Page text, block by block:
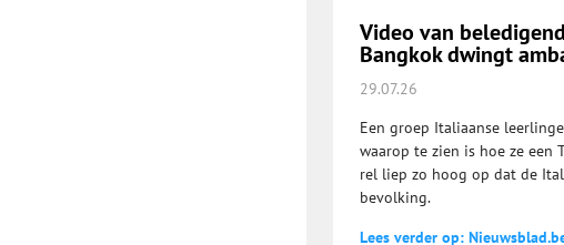
Video van
Bangkok dwingt
29.07.26
Een groep Italiaanse
waarop te zien is hoe ze een
rel liep zo hoog op dat de
bevolking.
Lees verder op: